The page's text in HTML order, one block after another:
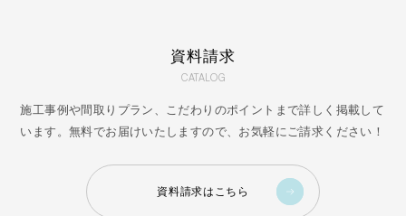
資料請求
CATALOG
施工事例や間取りプラン、こだわりのポイントまで詳しく掲載して
います。無料でお届けいたしますので、お気軽にご請求ください！
資料請求はこちら